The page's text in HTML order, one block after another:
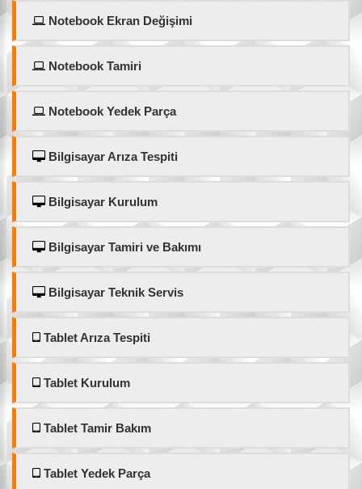
Notebook Ekran Değişimi
Notebook Tamiri
Notebook Yedek Parça
Bilgisayar Arıza Tespiti
Bilgisayar Kurulum
Bilgisayar Tamiri ve Bakımı
Bilgisayar Teknik Servis
Tablet Arıza Tespiti
Tablet Kurulum
Tablet Tamir Bakım
Tablet Yedek Parça